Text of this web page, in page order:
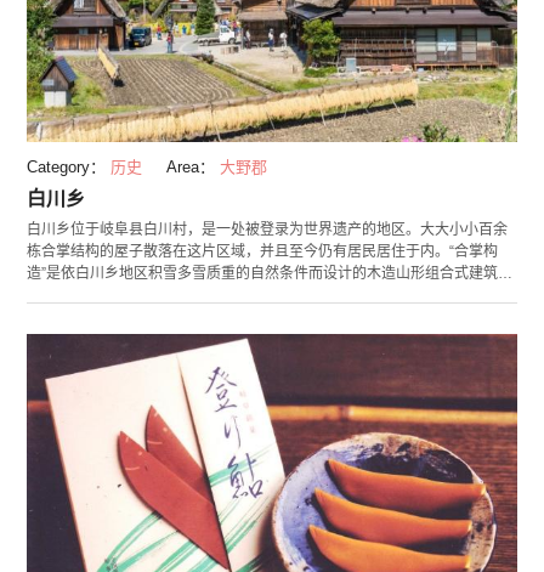
Category： 历史 Area： 大野郡
白川乡
白川乡位于岐阜县白川村，是一处被登录为世界遗产的地区。大大小小百余
栋合掌结构的屋子散落在这片区域，并且至今仍有居民居住于内。“合掌构
造”是依白川乡地区积雪多雪质重的自然条件而设计的木造山形组合式建筑，
田家”，其作为白川乡代表性的合掌构造住宅，并被日本国家指定为重要文化
财产。另外在城山天守阁展望台可以眺望合掌构造聚集的荻町集落。 在白川
乡，可以欣赏到与自然和谐共生的日本原风景。